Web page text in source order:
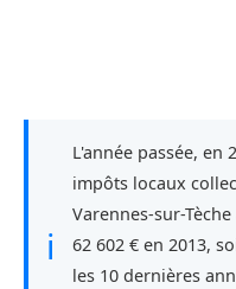
ℹ
L'année passée, en
impôts locaux
Varennes-sur-
62 602 € en 2013,
les 10 dernières